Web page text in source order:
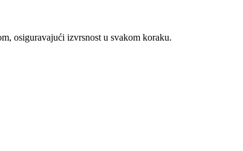
osiguravajući izvrsnost u svakom koraku.